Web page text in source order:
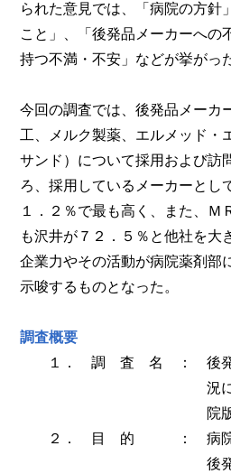
られた意見では、「病院の方針
こと」、「後発品メーカーへの
持つ不満・不安」などが挙がっ
今回の調査では、後発品メーカ
工、メルク製薬、エルメッド・
サンド）について採用および訪
ろ、採用しているメーカーとし
１．２％で最も高く、また、Ｍ
も沢井が７２．５％と他社を大
企業力やその活動が病院薬剤部
示唆するものとなった。
調査概要
１．
調 査 名 ：
後
況
院
２．
目 的 ：
病
後